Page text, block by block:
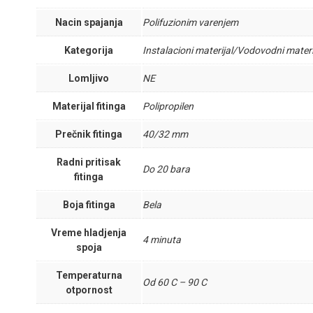
Nacin spajanja Polifuzionim varenjem
Kategorija Instalacioni materijal/Vodovodni
Lomljivo NE
Materijal fitinga Polipropilen
Prečnik fitinga 40/32 mm
Radni pritisak
fitinga
Do 20 bara
Boja fitinga Bela
Vreme hladjenja
spoja
4 minuta
Temperaturna
otpornost
Od 60 C – 90 C